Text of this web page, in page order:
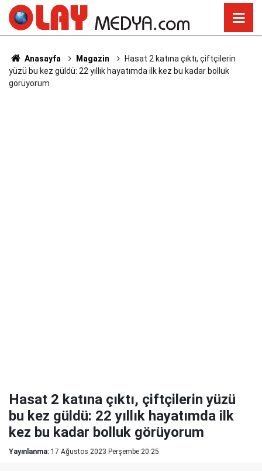
Anasayfa Magazin
Hasat 2 katına çıktı, çiftçilerin
yüzü bu kez güldü: 22 yıllık hayatımda ilk kez bu kadar bolluk
görüyorum
Hasat 2 katına çıktı, çiftçilerin yüzü
bu kez güldü: 22 yıllık hayatımda ilk
kez bu kadar bolluk görüyorum
Yayınlanma: 17 Ağustos 2023 Perşembe 20:25